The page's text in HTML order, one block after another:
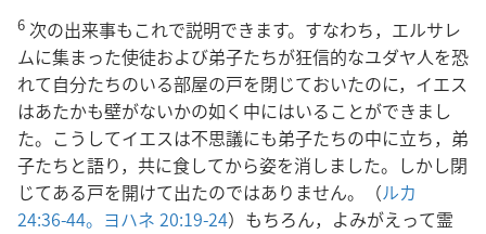
6 次の出来事もこれで説明できます。すなわち，エルサレ
ムに集まった使徒および弟子たちが狂信的なユダヤ人を恐
れて自分たちのいる部屋の戸を閉じておいたのに，イエス
はあたかも壁がないかの如く中にはいることができまし
た。こうしてイエスは不思議にも弟子たちの中に立ち，弟
子たちと語り，共に食してから姿を消しました。しかし閉
じてある戸を開けて出たのではありません。（ルカ
24:36-44。 ヨハネ 20:19-24）もちろん，よみがえって霊